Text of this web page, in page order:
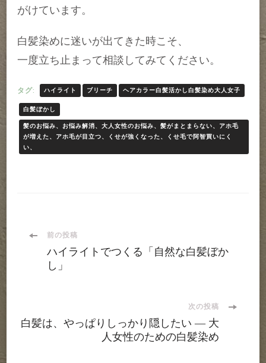
がけています。
白髪染めに迷いが出てきた時こそ、
一度立ち止まって相談してみてください。
タグ: ハイライト ブリーチ ヘアカラー白髪活かし白髪染め大人女子
白髪ぼかし
髪のお悩み、お悩み解消、大人女性のお悩み、髪がまとまらない、アホ毛
が増えた、アホ毛が目立つ、くせが強くなった、くせ毛で阿智買いにく
い、
投
ビ
前の投稿
ハイライトでつくる「自然な白髪ぼか
し」
次の投稿
白髪は、やっぱりしっかり隠したい ― 大
人女性のための白髪染め